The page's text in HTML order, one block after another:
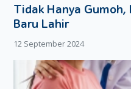
Tidak Hanya Gumoh,
Baru Lahir
12 September 2024